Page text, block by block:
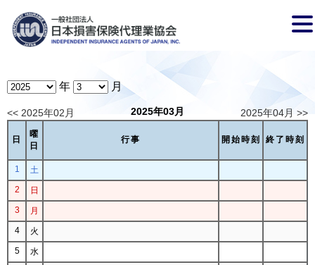
年 月
<< 2025年02月 2025年04月 >>
2025年03月
日
曜
日
行事 開始時刻 終了時刻
1
土
2
日
3
月
4
火
5
水